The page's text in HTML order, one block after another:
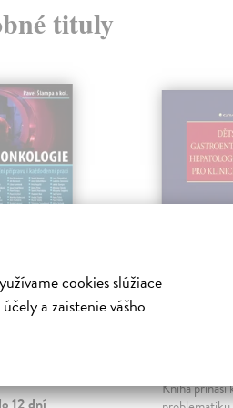
cookies slúžiace
a zaistenie vášho
tituly
onkologie
| Kniha
Dětská
pro
Kniha přináší